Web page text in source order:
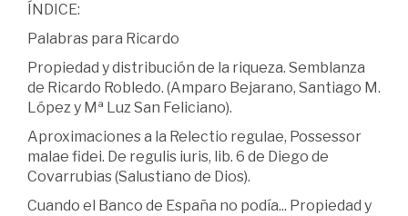
ÍNDICE:
Palabras para Ricardo
Propiedad y distribución de la riqueza. Semblanza
de Ricardo Robledo. (Amparo Bejarano, Santiago M.
López y Mª Luz San Feliciano).
Aproximaciones a la Relectio regulae, Possessor
malae fidei. De regulis iuris, lib. 6 de Diego de
Covarrubias (Salustiano de Dios).
Cuando el Banco de España no podía... Propiedad y